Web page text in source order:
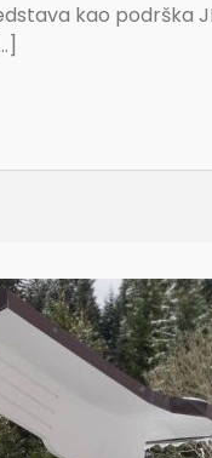
kao podrška